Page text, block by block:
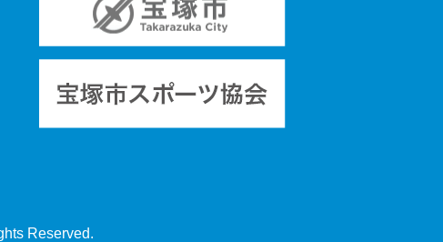
Reserved.